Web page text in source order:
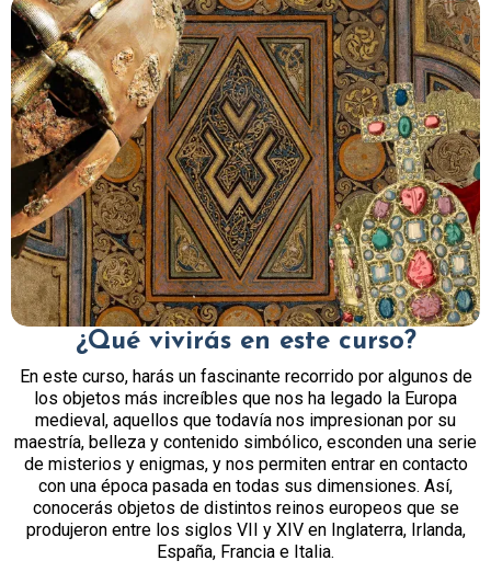
¿Qué vivirás en este curso?
En este curso, harás un fascinante recorrido por algunos de
los objetos más increíbles que nos ha legado la Europa
medieval, aquellos que todavía nos impresionan por su
maestría, belleza y contenido simbólico, esconden una serie
de misterios y enigmas, y nos permiten entrar en contacto
con una época pasada en todas sus dimensiones. Así,
conocerás objetos de distintos reinos europeos que se
produjeron entre los siglos VII y XIV en Inglaterra, Irlanda,
España, Francia e Italia.